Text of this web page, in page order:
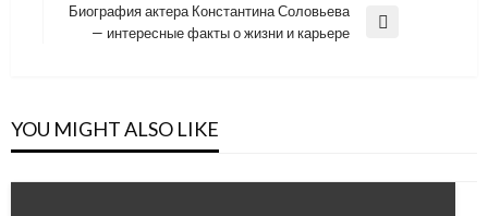
Next
Биография актера Константина Соловьева
— интересные факты о жизни и карьере
YOU MIGHT ALSO LIKE